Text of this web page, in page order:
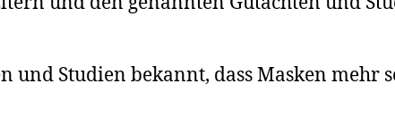
und Studien bekannt, dass Masken mehr